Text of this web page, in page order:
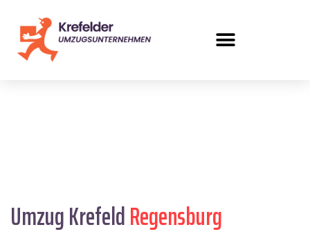
Umzug KrefeldRegensburg